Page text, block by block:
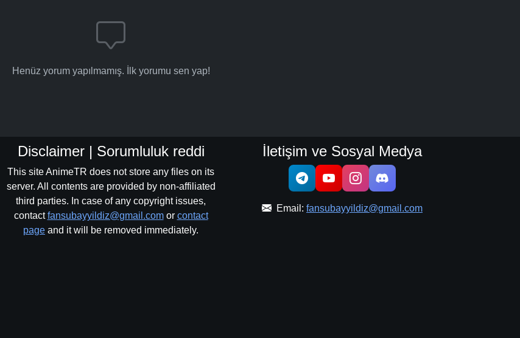
Henüz yorum yapılmamış. İlk yorumu sen yap!
Disclaimer | Sorumluluk reddi
This site AnimeTR does not store any files on its
server. All contents are provided by non-affiliated
third parties. In case of any copyright issues,
contactfansubayyildiz@gmail.comor contact
page and it will be removed immediately.
İletişim ve Sosyal Medya
Email: fansubayyildiz@gmail.com